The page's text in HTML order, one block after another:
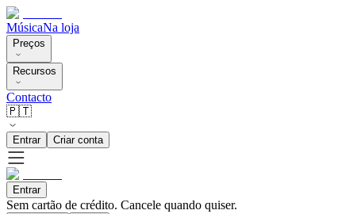
MúsicaNa loja
Preços
Recursos
Contacto
🇵🇹
Entrar Criar conta
Entrar
Sem cartão de crédito. Cancele quando quiser.